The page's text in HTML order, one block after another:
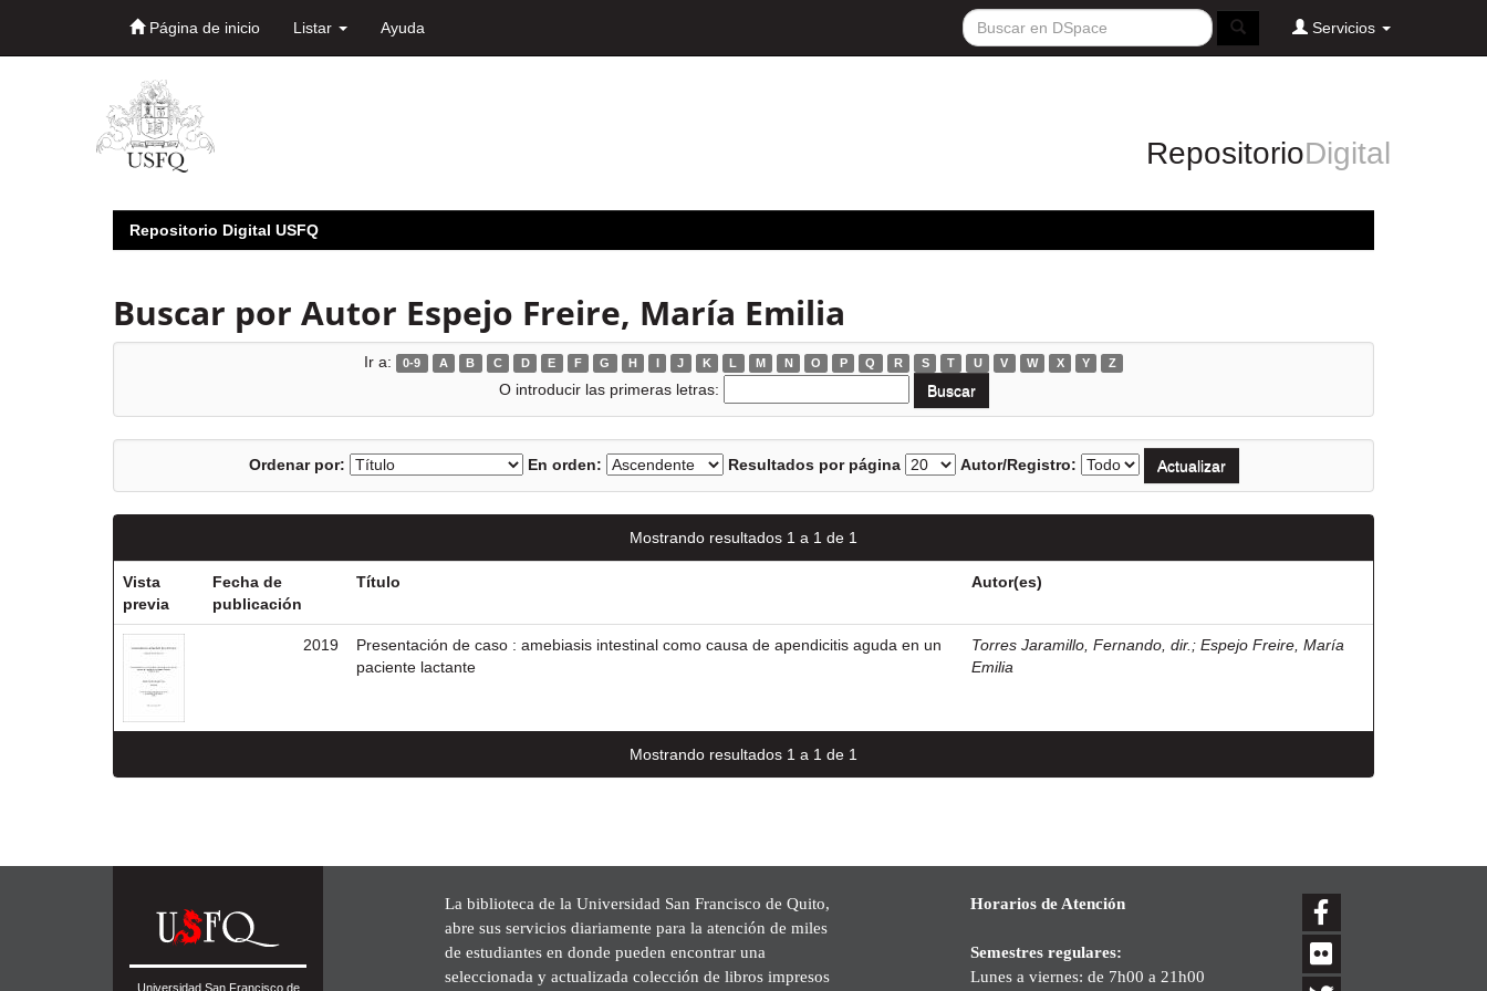
Página de inicio Listar Ayuda Servicios
RepositorioDigital
Repositorio Digital USFQ
Buscar por Autor Espejo Freire, María Emilia
Ir a: 0-9 A B C D E F G H I J K L M N O P Q R S T U V W X Y Z
O introducir las primeras letras:
Ordenar por: En orden: Resultados por página Autor/Registro:
Mostrando resultados 1 a 1 de 1
Vista
previa
Fecha de
publicación
Título Autor(es)
2019
Presentación de caso : amebiasis intestinal como causa de apendicitis aguda en un
paciente lactante
Torres Jaramillo, Fernando, dir. ; Espejo Freire, María
Emilia
Mostrando resultados 1 a 1 de 1
Universidad San Francisco de
La biblioteca de la Universidad San Francisco de Quito,
abre sus servicios diariamente para la atención de miles
de estudiantes en donde pueden encontrar una
seleccionada y actualizada colección de libros impresos
Horarios de Atención
Semestres regulares:
Lunes a viernes: de 7h00 a 21h00